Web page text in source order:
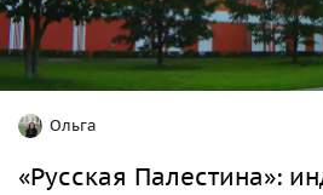
Ольга
«Русская Палестина»: